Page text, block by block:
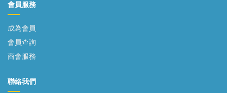
會員服務
成為會員
會員查詢
商會服務
聯絡我們